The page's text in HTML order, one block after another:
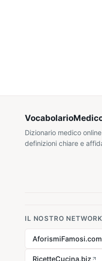
Dizionario medico
definizioni chiare e
IL NOSTRO NETWORK
AforismiFamosi.com
RicetteCucina.biz